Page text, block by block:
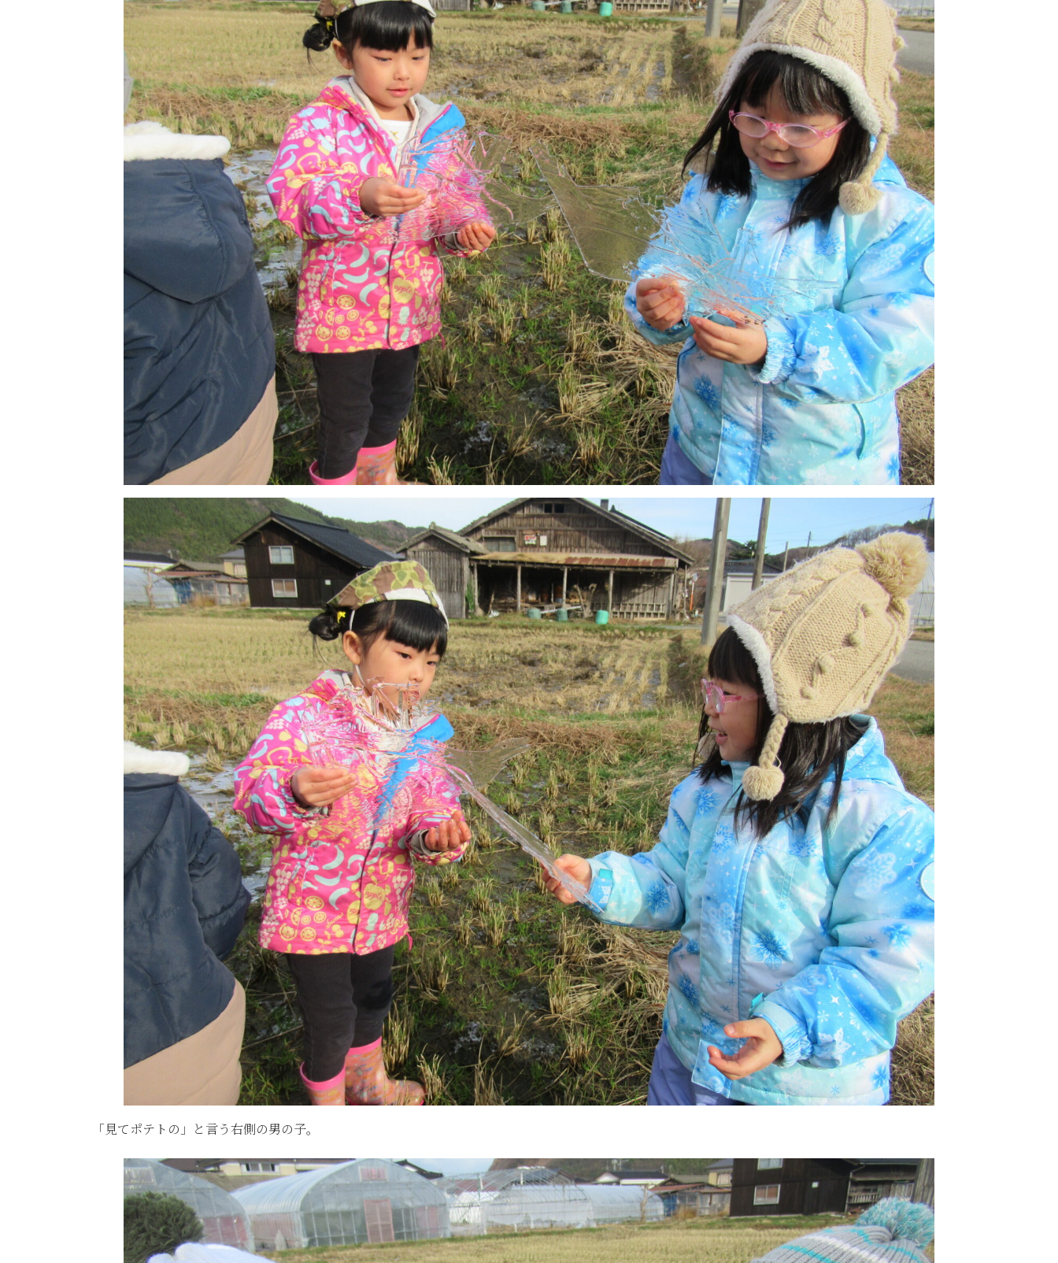
「見てポテトの」と言う右側の男の子。